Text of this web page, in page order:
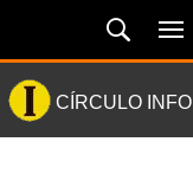
CÍRCULO